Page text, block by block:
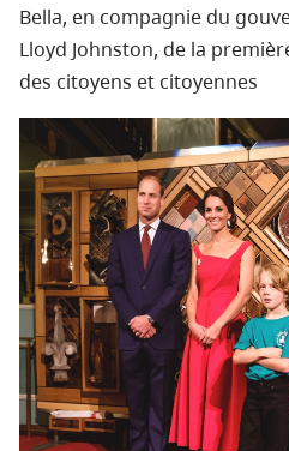
Bella, en compagnie du
Lloyd Johnston, de la
des citoyens et citoyennes